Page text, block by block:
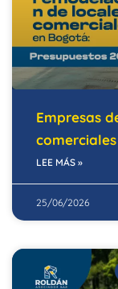
Empresas
LEE MÁS »
25/06/2026